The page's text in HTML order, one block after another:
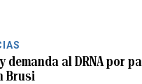
demanda al DRNA por
Brusi